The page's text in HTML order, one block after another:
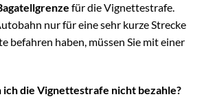
für die Vignettestrafe.
nur für eine sehr kurze Strecke
befahren haben, müssen Sie mit einer
ich die Vignettestrafe nicht bezahle?